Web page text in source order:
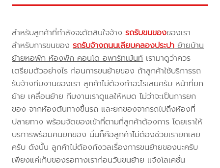
สำหรับลูกค้าที่กำลังจะตัดสินใจจ้างรถรับขนของของเรา
สำหรับการขนของรถรับจ้างถนนเลียบคลองประปาย้ายบ้าน
ย้ายหอพัก ห้องพัก คอนโด อพาร์ทเม้นท์เรามาดูว่าควร
เตรียมตัวอย่างไร ก่อนการขนย้ายของ ถ้าลูกค้าใช้บริการรถ
รับจ้างทีมงานของเรา ลูกค้าไม่ต้องทำอะไรเลยครับ หน้าที่ยก
ย้าย เคลื่อนย้าย ทีมงานเราดูแลให้หมด ไม่ว่าจะเป็นการยก
ของ จากห้องต้นทางขึ้นรถ และยกของจากรถไปถึงห้องที่
ปลายทาง พร้อมจัดของเข้าที่ตามที่ลูกค้าต้องการ โดยเราให้
บริการพร้อมคนยกของ นั่นก็คือลูกค้าไม่ต้องช่วยเรายกเลย
ครับ ดังนั้น ลูกค้าไม่ต้องกังวลเรื่องการขนย้ายของนะครับ
เพียงแค่เก็บของรอทางเราก่อนวันขนย้าย แจ้งโลเคชั่น